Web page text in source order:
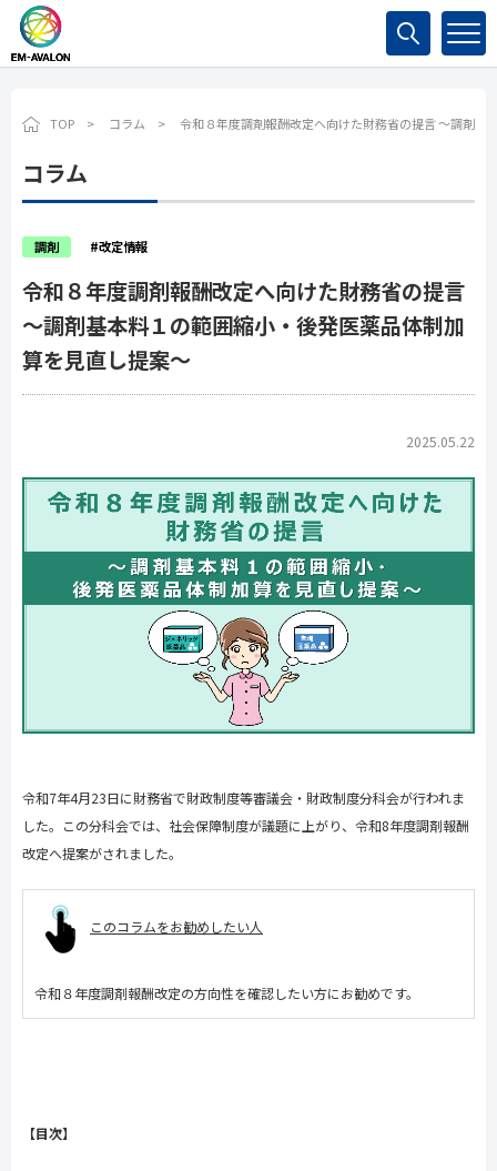
TOP コラム 令和８年度調剤報酬改定へ向けた財務省の提言 ～調剤
コラム
調剤 #改定情報
令和８年度調剤報酬改定へ向けた財務省の提言
～調剤基本料１の範囲縮小・後発医薬品体制加
算を見直し提案～
2025.05.22
令和7年4月23日に財務省で財政制度等審議会・財政制度分科会が行われま
した。この分科会では、社会保障制度が議題に上がり、令和8年度調剤報酬
改定へ提案がされました。
このコラムをお勧めしたい人
令和８年度調剤報酬改定の方向性を確認したい方にお勧めです。
【目次】